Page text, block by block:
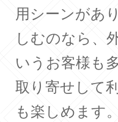
用シーンがあ
しむのなら、
いうお客様も
取り寄せして
も楽しめます。